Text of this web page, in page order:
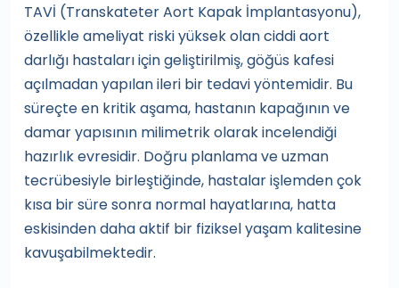
TAVİ (Transkateter Aort Kapak İmplantasyonu),
özellikle ameliyat riski yüksek olan ciddi aort
darlığı hastaları için geliştirilmiş, göğüs kafesi
açılmadan yapılan ileri bir tedavi yöntemidir. Bu
süreçte en kritik aşama, hastanın kapağının ve
damar yapısının milimetrik olarak incelendiği
hazırlık evresidir. Doğru planlama ve uzman
tecrübesiyle birleştiğinde, hastalar işlemden çok
kısa bir süre sonra normal hayatlarına, hatta
eskisinden daha aktif bir fiziksel yaşam kalitesine
kavuşabilmektedir.